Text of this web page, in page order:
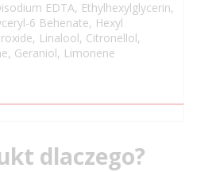
EDTA, Ethylhexylglycerin,
6 Behenate, Hexyl
Linalool, Citronellol,
Geraniol, Limonene
dlaczego?